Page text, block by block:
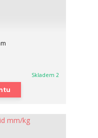
Skladem 2